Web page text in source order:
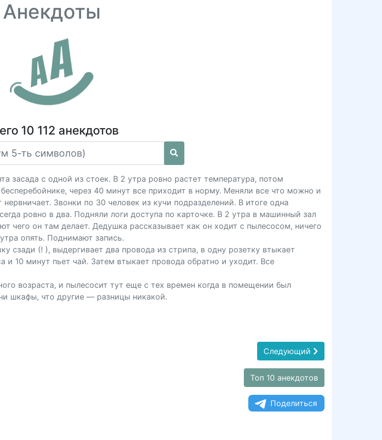
Анекдоты
10 112 анекдотов
засада с одной из стоек. В 2 утра ровно растет температура, потом
через 40 минут все приходит в норму. Меняли все что можно и
Звонки по 30 человек из кучи подразделений. В итоге одна
ровно в два. Подняли логи доступа по карточке. В 2 утра в машинный зал
чего он там делает. Дедушка рассказывает как он ходит с пылесосом, ничего
опять. Поднимают запись.
сзади (! ), выдергивает два провода из стрипа, в одну розетку втыкает
и 10 минут пьет чай. Затем втыкает провода обратно и уходит. Все
возраста, и пылесосит тут еще с тех времен когда в помещении был
шкафы, что другие — разницы никакой.
Следующий
Топ 10 анекдотов
Поделиться